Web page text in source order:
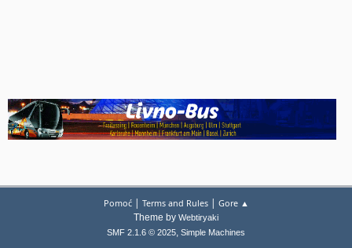
Pomoć| Terms and Rules| Gore ▲
Theme by Webtiryaki
SMF 2.1.6 © 2025, Simple Machines